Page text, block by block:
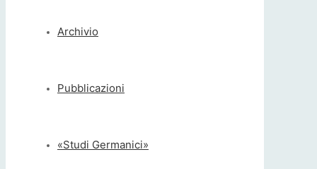
Archivio
Pubblicazioni
«Studi Germanici»